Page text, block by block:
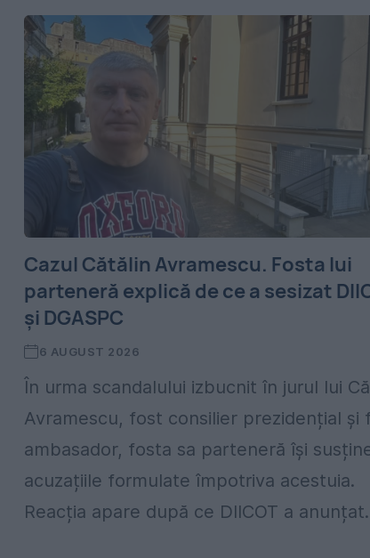
Cazul Cătălin Avramescu. Fosta lui
parteneră explică de ce a sesizat
și DGASPC
6 AUGUST 2026
În urma scandalului izbucnit în jurul lui
Avramescu, fost consilier prezidențial și
ambasador, fosta sa parteneră își
acuzațiile formulate împotriva acestuia.
Reacția apare după ce DIICOT a